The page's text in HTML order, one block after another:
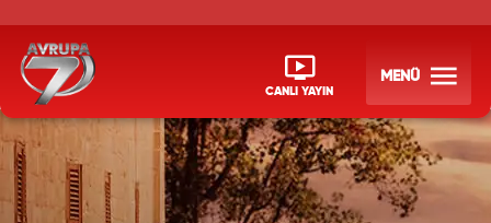
CANLI YAYIN
MENÜ